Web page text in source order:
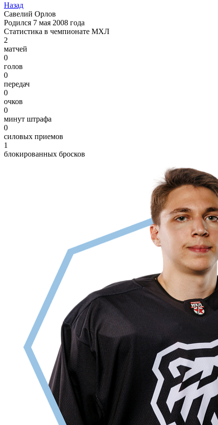
Назад
Савелий Орлов
Родился 7 мая 2008 года
Статистика в чемпионате МХЛ
2
матчей
0
голов
0
передач
0
очков
0
минут штрафа
0
силовых приемов
1
блокированных бросков